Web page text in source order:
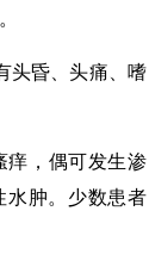
头昏、头痛、嗜
痒，偶可发生渗
水肿。少数患者